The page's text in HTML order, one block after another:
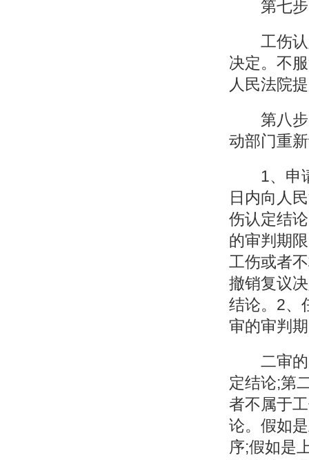
第七步
工伤认
决定。不
人民法院
第八步
动部门重
1、申请
日内向人
伤认定结
的审判期
工伤或者
撤销复议
结论。2、
审的审判
二审的
定结论;第
者不属于
论。假如
序;假如是